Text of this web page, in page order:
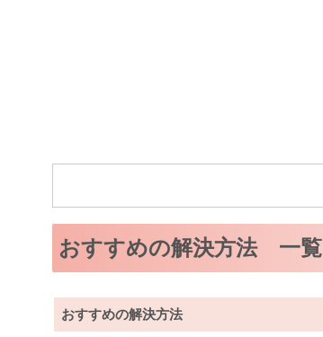
おすすめの解決方法 一覧
おすすめの解決方法